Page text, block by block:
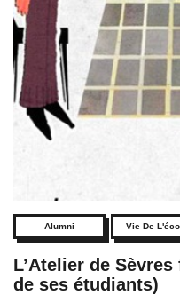
Alumni Vie De
L’Atelier de
de ses étudiants)